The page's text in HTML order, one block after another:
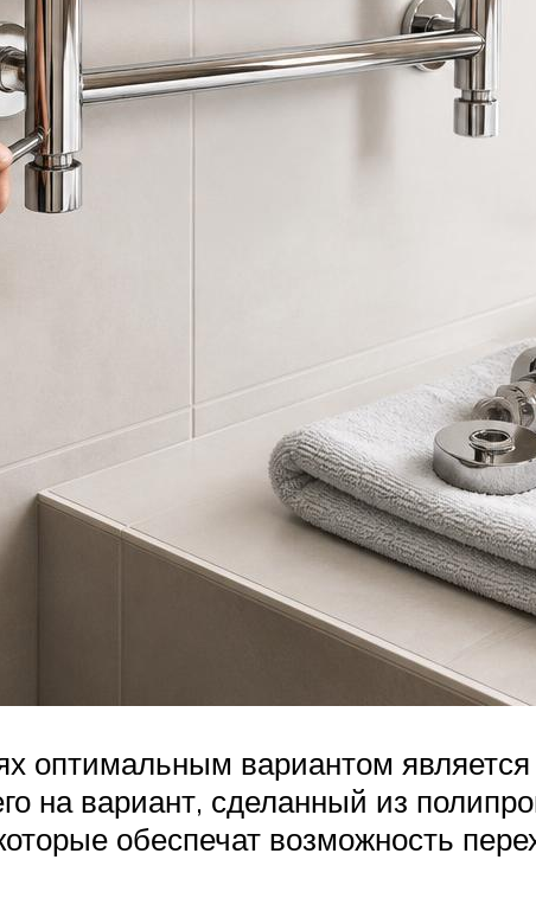
оптимальным вариантом
на вариант, сделанный из
обеспечат возможность